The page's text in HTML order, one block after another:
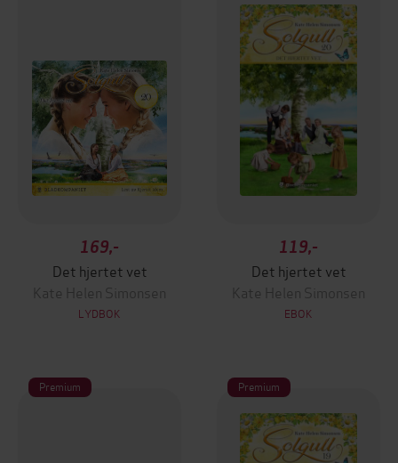
169,-
Det hjertet vet
Kate Helen Simonsen
LYDBOK
119,-
Det hjertet vet
Kate Helen Simonsen
EBOK
Premium Premium